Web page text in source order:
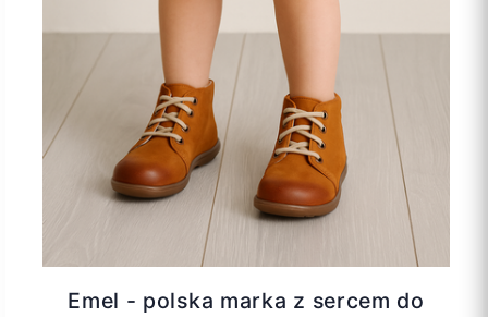
Emel - polska marka z sercem do